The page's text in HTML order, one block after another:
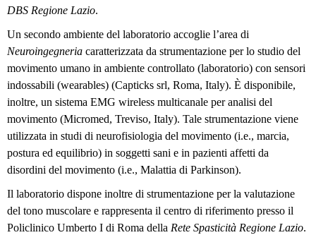
DBS Regione Lazio.
Un secondo ambiente del laboratorio accoglie l’area di
Neuroingegneria caratterizzata da strumentazione per lo studio del
movimento umano in ambiente controllato (laboratorio) con sensori
indossabili (wearables) (Capticks srl, Roma, Italy). È disponibile,
inoltre, un sistema EMG wireless multicanale per analisi del
movimento (Micromed, Treviso, Italy). Tale strumentazione viene
utilizzata in studi di neurofisiologia del movimento (i.e., marcia,
postura ed equilibrio) in soggetti sani e in pazienti affetti da
disordini del movimento (i.e., Malattia di Parkinson).
Il laboratorio dispone inoltre di strumentazione per la valutazione
del tono muscolare e rappresenta il centro di riferimento presso il
Policlinico Umberto I di Roma della Rete Spasticità Regione Lazio.